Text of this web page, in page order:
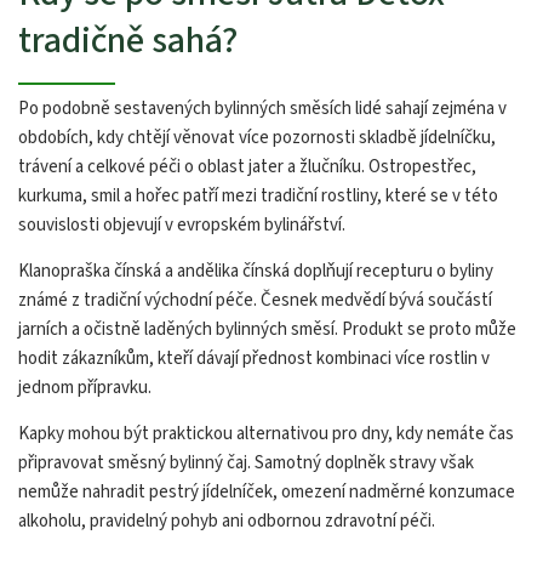
tradičně sahá?
Po podobně sestavených bylinných směsích lidé sahají zejména v
obdobích, kdy chtějí věnovat více pozornosti skladbě jídelníčku,
trávení a celkové péči o oblast jater a žlučníku. Ostropestřec,
kurkuma, smil a hořec patří mezi tradiční rostliny, které se v této
souvislosti objevují v evropském bylinářství.
Klanopraška čínská a andělika čínská doplňují recepturu o byliny
známé z tradiční východní péče. Česnek medvědí bývá součástí
jarních a očistně laděných bylinných směsí. Produkt se proto může
hodit zákazníkům, kteří dávají přednost kombinaci více rostlin v
jednom přípravku.
Kapky mohou být praktickou alternativou pro dny, kdy nemáte čas
připravovat směsný bylinný čaj. Samotný doplněk stravy však
nemůže nahradit pestrý jídelníček, omezení nadměrné konzumace
alkoholu, pravidelný pohyb ani odbornou zdravotní péči.